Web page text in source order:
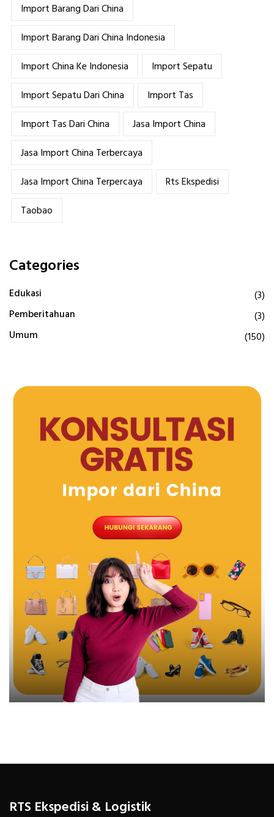
Import Barang Dari China
Import Barang Dari China Indonesia
Import China Ke Indonesia
Import Sepatu
Import Sepatu Dari China
Import Tas
Import Tas Dari China
Jasa Import China
Jasa Import China Terbercaya
Jasa Import China Terpercaya
Rts Ekspedisi
Taobao
Categories
Edukasi
(3)
Pemberitahuan
(3)
Umum
(150)
RTS Ekspedisi & Logistik